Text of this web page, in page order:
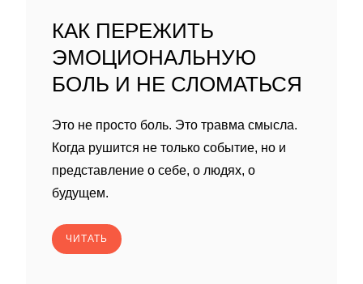
КАК ПЕРЕЖИТЬ
ЭМОЦИОНАЛЬНУЮ
БОЛЬ И НЕ СЛОМАТЬСЯ
Это не просто боль. Это травма смысла.
Когда рушится не только событие, но и
представление о себе, о людях, о
будущем.
ЧИТАТЬ